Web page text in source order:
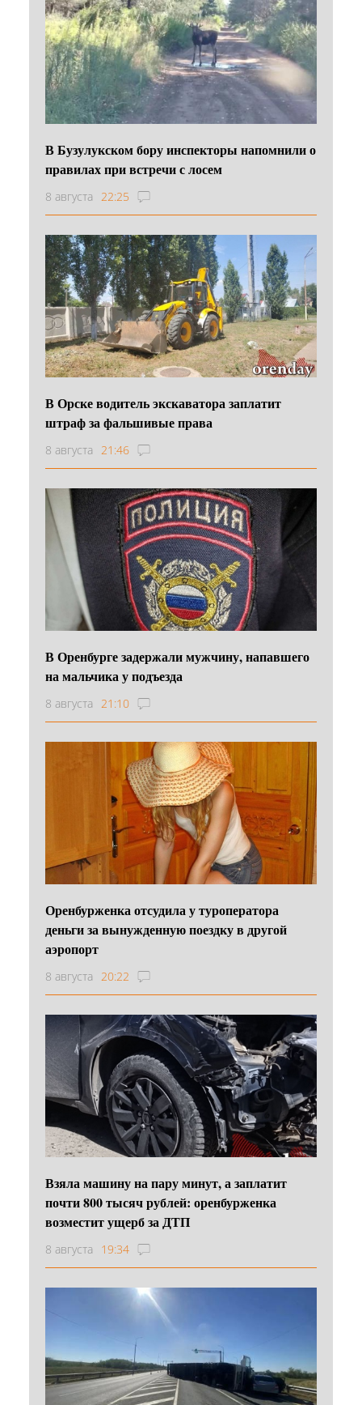
В Бузулукском бору инспекторы напомнили о
правилах при встречи с лосем
8 августа 22:25
В Орске водитель экскаватора заплатит
штраф за фальшивые права
8 августа 21:46
В Оренбурге задержали мужчину, напавшего
на мальчика у подъезда
8 августа 21:10
Оренбурженка отсудила у туроператора
деньги за вынужденную поездку в другой
аэропорт
8 августа 20:22
Взяла машину на пару минут, а заплатит
почти 800 тысяч рублей: оренбурженка
возместит ущерб за ДТП
8 августа 19:34